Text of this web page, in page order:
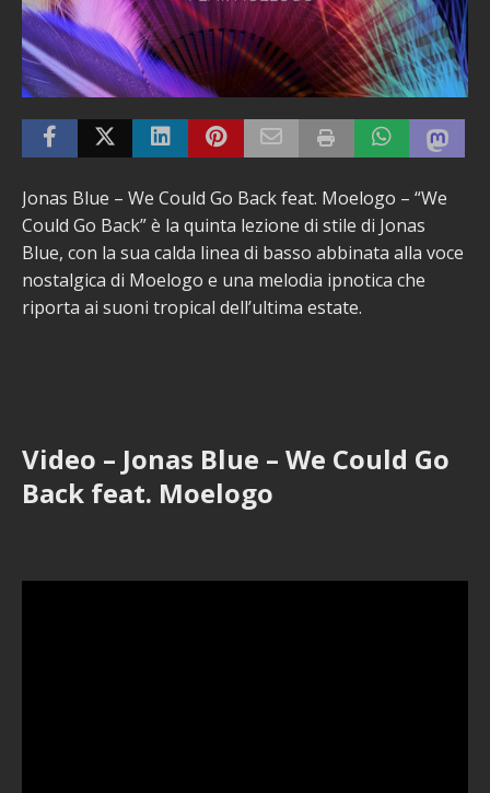
Jonas Blue – We Could Go Back feat. Moelogo – “We
Could Go Back” è la quinta lezione di stile di Jonas
Blue, con la sua calda linea di basso abbinata alla voce
nostalgica di Moelogo e una melodia ipnotica che
riporta ai suoni tropical dell’ultima estate.
Video – Jonas Blue – We Could Go
Back feat. Moelogo